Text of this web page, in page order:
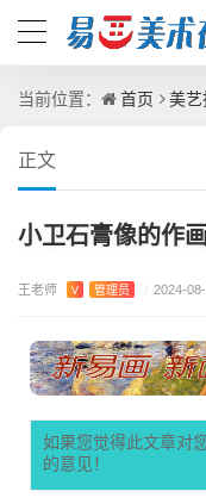
当前位置： 首页 美
正文
小卫石膏像的作
王老师 V 管理员 / 2024-
如果您觉得此文章对
的意见！